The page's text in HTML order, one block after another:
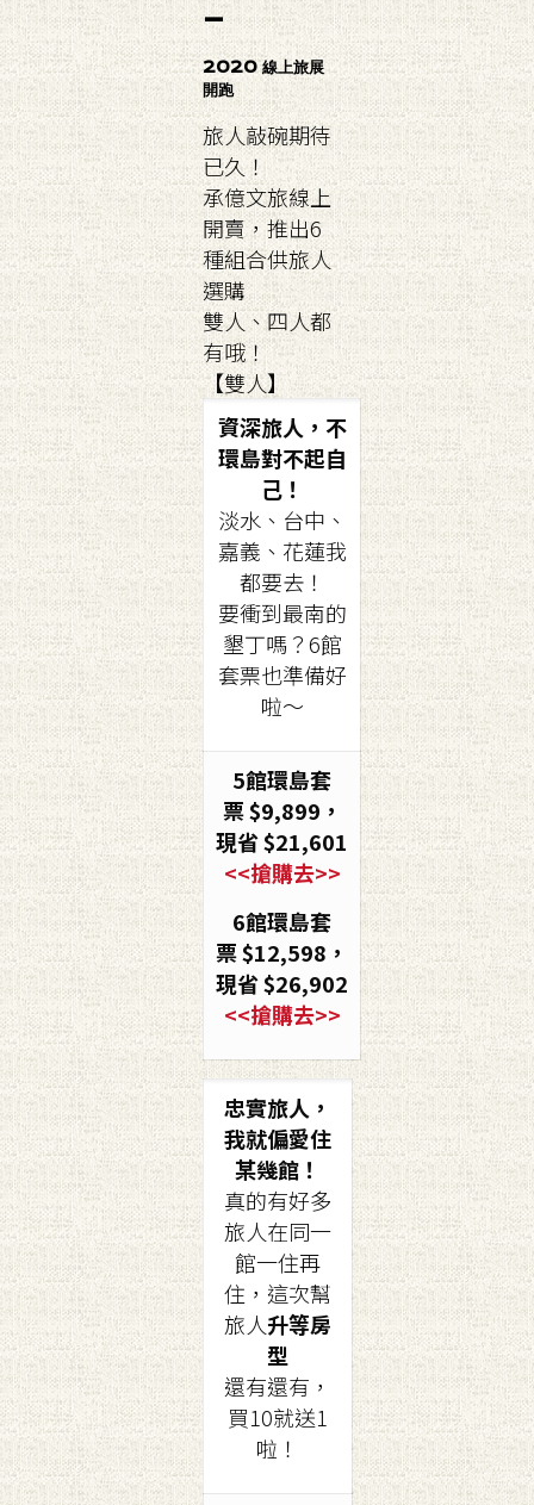
–
2020 線上旅展
開跑
旅人敲碗期待
已久！
承億文旅線上
開賣，推出6
種組合供旅人
選購
雙人、四人都
有哦！
【雙人】
資深旅人，不
環島對不起自
己！
淡水、台中、
嘉義、花蓮我
都要去！
要衝到最南的
墾丁嗎？6館
套票也準備好
啦～
5館環島套
票$9,899 ，
現省 $21,601
<<搶購去>>
6館環島套
票$12,598 ，
現省 $26,902
<<搶購去>>
忠實旅人，
我就偏愛住
某幾館！
真的有好多
旅人在同一
館一住再
住，這次幫
旅人升等房
型
還有還有，
買10就送1
啦！